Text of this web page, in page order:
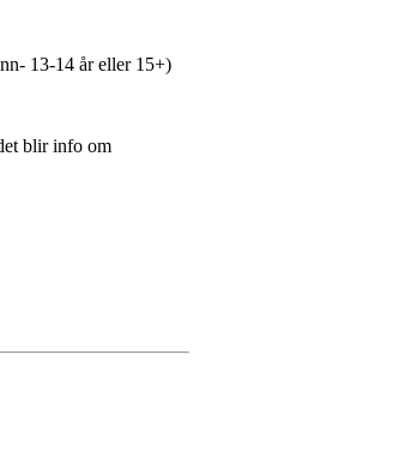
13-14 år eller 15+)
blir info om